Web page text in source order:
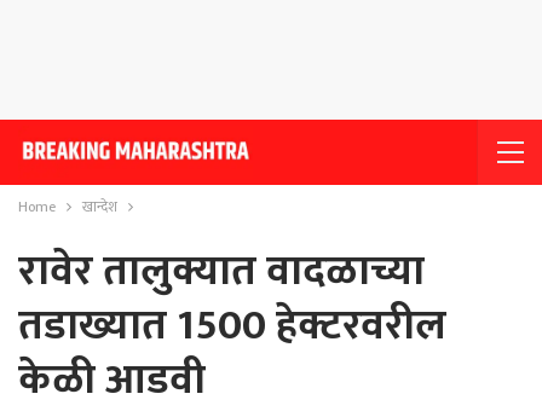
Home खान्देश
रावेर तालुक्यात वादळाच्या
तडाख्यात 1500 हेक्टरवरील
केळी आडवी